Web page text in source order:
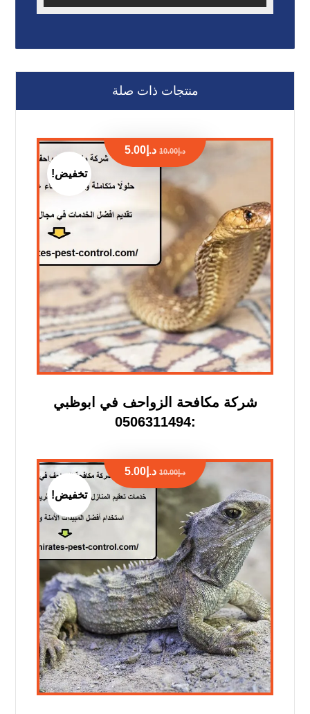
منتجات ذات صلة
شركة مكافحة الزواحف في ابوظبي
:0506311494
د.إ10.00 د.إ 5.00
تخفيض!
د.إ10.00 د.إ 5.00
تخفيض!